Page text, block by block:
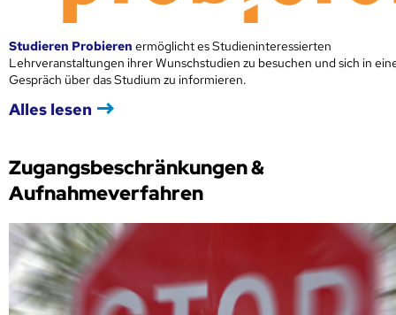
Studieren Probieren ermöglicht es Studieninteressierten
Lehrveranstaltungen ihrer Wunschstudien zu besuchen und sich in
Gespräch über das Studium zu informieren.
Alles lesen
Zugangsbeschränkungen &
Aufnahmeverfahren